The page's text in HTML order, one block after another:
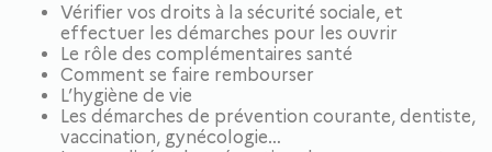
Vérifier vos droits à la sécurité sociale, et
effectuer les démarches pour les ouvrir
Le rôle des complémentaires santé
Comment se faire rembourser
L’hygiène de vie
Les démarches de prévention courante, dentiste,
vaccination, gynécologie…